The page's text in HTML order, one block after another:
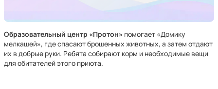
Образовательный центр «Протон» помогает «Домику
мелкашей», где спасают брошенных животных, а затем отдают
их в добрые руки. Ребята собирают корм и необходимые вещи
для обитателей этого приюта.